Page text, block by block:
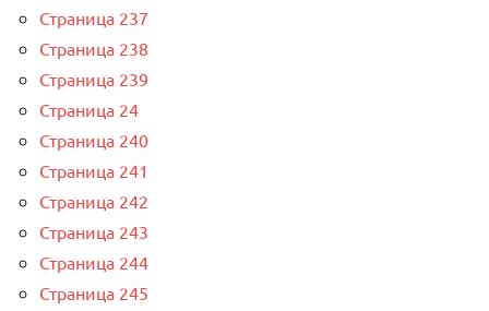
Страница 237
Страница 238
Страница 239
Страница 24
Страница 240
Страница 241
Страница 242
Страница 243
Страница 244
Страница 245